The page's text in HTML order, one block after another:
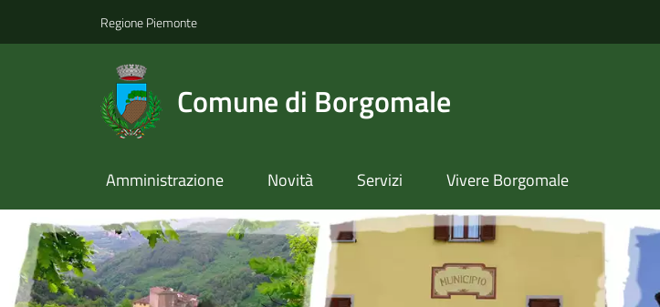
Regione Piemonte
Comune di Borgomale
Amministrazione Novità Servizi Vivere Borgomale